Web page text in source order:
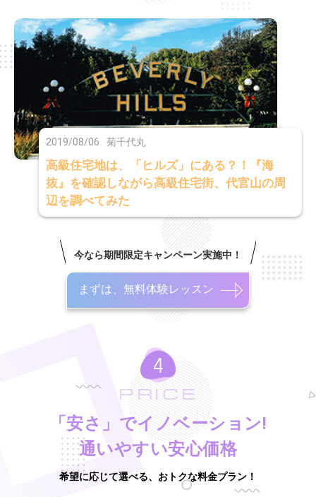
2019/08/06 菊千代丸
高級住宅地は、「ヒルズ」にある？！『海
抜』を確認しながら高級住宅街、代官山の周
辺を調べてみた
今なら期間限定キャンペーン実施中！
まずは、無料体験レッスン
PRICE
「安さ」でイノベーション!
通いやすい安心価格
希望に応じて選べる、おトクな料金プラン！